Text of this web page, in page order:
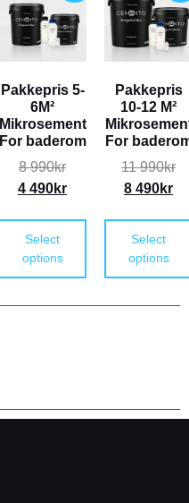
Pakkepris 5-
6M²
Mikrosement
For baderom
8 990kr
4 490kr
Select
options
Pakkepris
10-12 M²
For
11 990kr
8 490kr
Select
options